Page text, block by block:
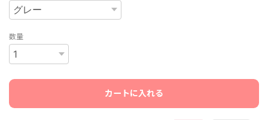
数量
カートに入れる